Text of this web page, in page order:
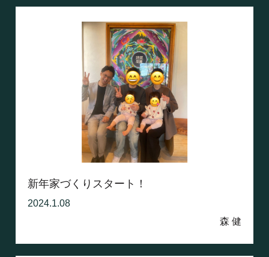
新年家づくりスタート！
2024.1.08
森 健